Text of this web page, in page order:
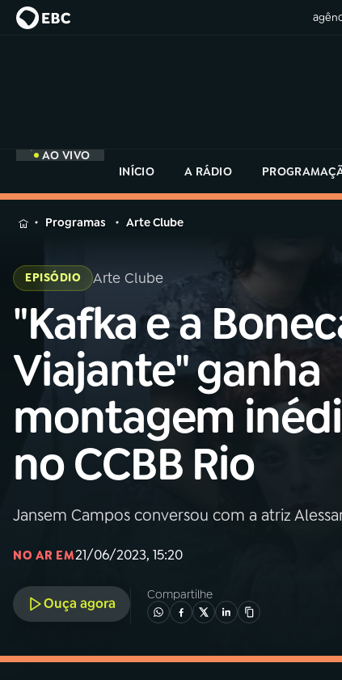
AO VIVO
INÍCIO
A RÁDIO
MENU
Buscar
na
Rádio
MEC
Início
01INÍCIO
02A RÁDIO
03PROGRAMAÇÃO
05PODCASTS
na
Rádio
Programas Arte Clube
EPISÓDIO Arte Clube
"Kafka e a
Viajante" ganha
montagem
no CCBB Rio
Jansem Campos conversou com a atriz
NO AR EM21/06/2023, 15:20
Ouça agora
Compartilhe